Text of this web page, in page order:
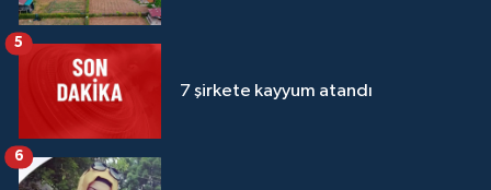
7 şirkete kayyum atandı
5
6